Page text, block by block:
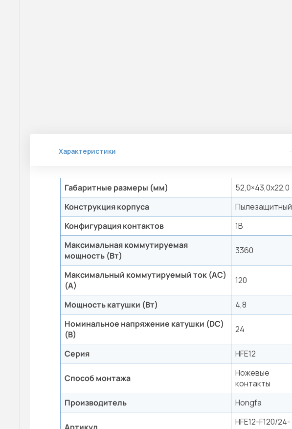
Характеристики
Габаритные размеры (мм)
52,0×43,0x22,0
Конструкция корпуса
Пылезащитный
Конфигурация контактов
1B
Максимальная коммутируемая
мощность (Вт)
3360
Максимальный коммутируемый ток (AC)
(А)
120
Мощность катушки (Вт)
4,8
Номинальное напряжение катушки (DC)
(В)
24
Серия HFE12
Способ монтажа
Ножевые
контакты
Производитель
Hongfa
HFE12-F120/24-